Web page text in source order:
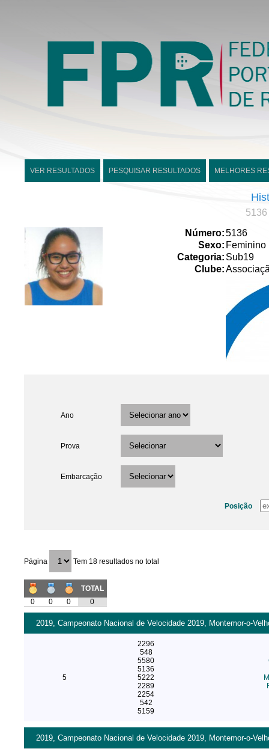
VER RESULTADOS PESQUISAR RESULTADOS MELHORES
Número:5136
Sexo: Feminino
Categoria: Sub19
Clube:
Ano
Prova
Embarcação
Posição
Página Tem 18 resultados no total
TOTAL
0
0 0 0
2019, Campeonato Nacional de Velocidade 2019, Montemor-o-
5
2296
548
5580
5136
5222
2289
2254
542
5159
2019, Campeonato Nacional de Velocidade 2019, Montemor-o-